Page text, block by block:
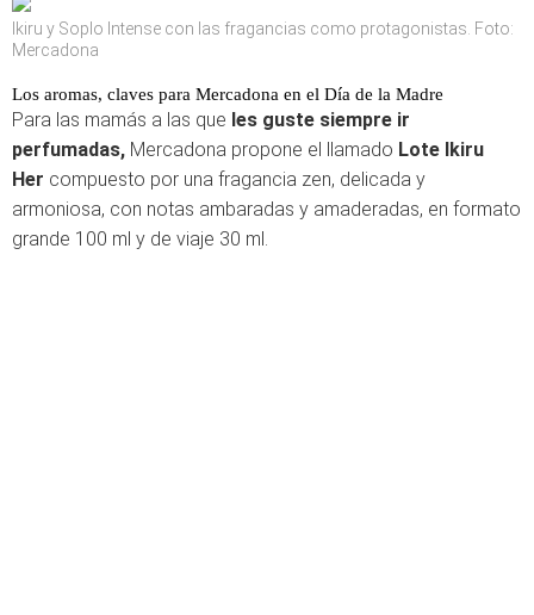
Ikiru y Soplo Intense con las fragancias como protagonistas. Foto:
Mercadona
Los aromas, claves para Mercadona en el Día de la Madre
Para las mamás a las que les guste siempre ir
perfumadas, Mercadona propone el llamado Lote Ikiru
Her compuesto por una fragancia zen, delicada y
armoniosa, con notas ambaradas y amaderadas, en formato
grande 100 ml y de viaje 30 ml.